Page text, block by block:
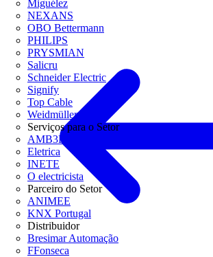
Miguélez
NEXANS
OBO Bettermann
PHILIPS
PRYSMIAN
Salicru
Schneider Electric
Signify
Top Cable
Weidmüller
Serviços para o Setor
AMB3E
Eletrica
INETE
O electricista
Parceiro do Setor
ANIMEE
KNX Portugal
Distribuidor
Bresimar Automação
FFonseca